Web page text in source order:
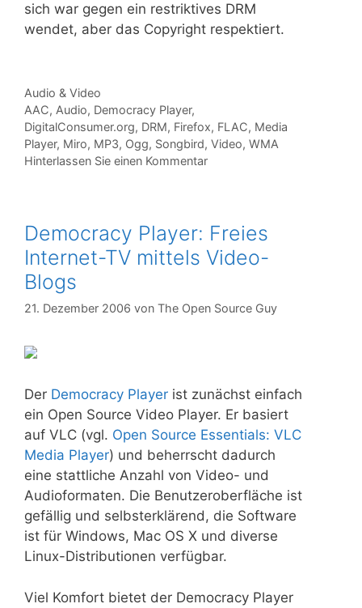
sich war gegen ein restriktives DRM
wendet, aber das Copyright respektiert.
Kategorien
Audio & Video
Tags
AAC, Audio, Democracy Player,
DigitalConsumer.org, DRM, Firefox, FLAC, Media
Player, Miro, MP3, Ogg, Songbird, Video, WMA
Hinterlassen Sie einen Kommentar
Democracy Player: Freies
Internet-TV mittels Video-
Blogs
21. Dezember 2006 von The Open Source Guy
Der Democracy Player ist zunächst einfach
ein Open Source Video Player. Er basiert
auf VLC (vgl. Open Source Essentials: VLC
Media Player) und beherrscht dadurch
eine stattliche Anzahl von Video- und
Audioformaten. Die Benutzeroberfläche ist
gefällig und selbsterklärend, die Software
ist für Windows, Mac OS X und diverse
Linux-Distributionen verfügbar.
Viel Komfort bietet der Democracy Player